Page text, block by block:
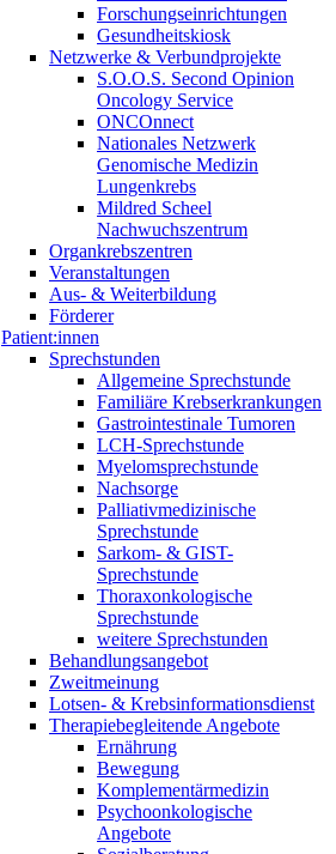
Forschungseinrichtungen
Gesundheitskiosk
Netzwerke & Verbundprojekte
S.O.O.S. Second Opinion
Oncology Service
ONCOnnect
Nationales Netzwerk
Genomische Medizin
Lungenkrebs
Mildred Scheel
Nachwuchszentrum
Organkrebszentren
Veranstaltungen
Aus- & Weiterbildung
Förderer
Patient:innen
Sprechstunden
Allgemeine Sprechstunde
Familiäre Krebserkrankungen
Gastrointestinale Tumoren
LCH-Sprechstunde
Myelomsprechstunde
Nachsorge
Palliativmedizinische
Sprechstunde
Sarkom- & GIST-
Sprechstunde
Thoraxonkologische
Sprechstunde
weitere Sprechstunden
Behandlungsangebot
Zweitmeinung
Lotsen- & Krebsinformationsdienst
Therapiebegleitende Angebote
Ernährung
Bewegung
Komplementärmedizin
Psychoonkologische
Angebote